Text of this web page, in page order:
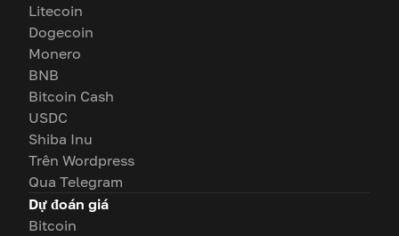
Litecoin
Dogecoin
Monero
BNB
Bitcoin Cash
USDC
Shiba Inu
Trên Wordpress
Qua Telegram
Dự đoán giá
Bitcoin